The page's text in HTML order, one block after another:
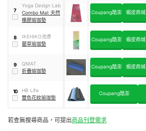
7
Yoga Design Lab
Combo Mat 天然
橡膠瑜珈墊
Coupang酷澎 蝦皮商城
8
IKEHIKO池彥
藺草瑜珈墊
Coupang酷澎 蝦皮商城
9
QMAT
折疊瑜珈墊
Coupang酷澎 蝦皮商城
10
HB Life
雙色花紋瑜珈墊
Coupang酷澎
若查無搜尋商品，可提出商品刊登需求